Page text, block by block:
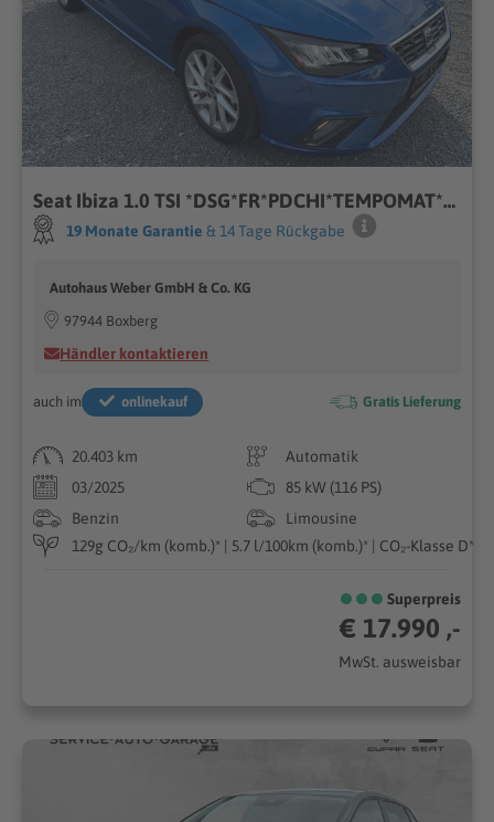
Seat Ibiza 1.0 TSI *DSG*FR*PDCHI*TEMPOMAT*DAB*FRONT-A
19 Monate Garantie & 14 Tage Rückgabe
Autohaus Weber GmbH & Co. KG
97944 Boxberg
Händler kontaktieren
auch im onlinekauf Gratis Lieferung
20.403 km
Automatik
03/2025
85 kW (116 PS)
Benzin
Limousine
129g CO₂/km (komb.)* | 5.7 l/100km (komb.)* | CO₂-Klasse D*
Superpreis
€ 17.990 ,-
MwSt. ausweisbar